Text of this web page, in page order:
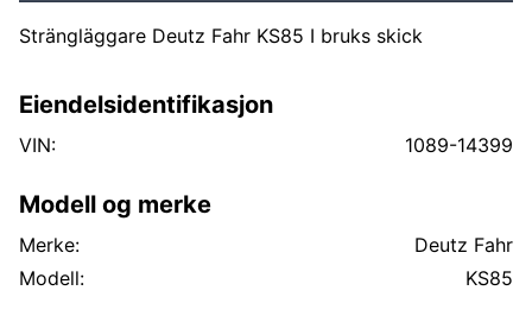
Strängläggare Deutz Fahr KS85 I bruks skick
Eiendelsidentifikasjon
VIN: 1089-14399
Modell og merke
Merke:
Deutz Fahr
Modell:
KS85